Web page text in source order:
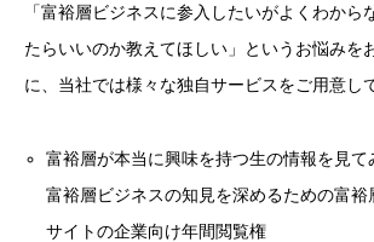
「富裕層ビジネスに参入したいがよくわから
たらいいのか教えてほしい」というお悩みを
に、当社では様々な独自サービスをご用意し
富裕層が本当に興味を持つ生の情報を見て
富裕層ビジネスの知見を深めるための富
サイトの企業向け年間閲覧権